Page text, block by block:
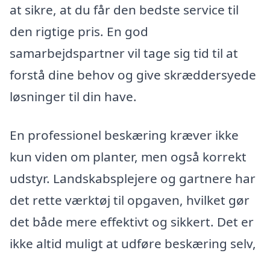
at sikre, at du får den bedste service til
den rigtige pris. En god
samarbejdspartner vil tage sig tid til at
forstå dine behov og give skræddersyede
løsninger til din have.
En professionel beskæring kræver ikke
kun viden om planter, men også korrekt
udstyr. Landskabsplejere og gartnere har
det rette værktøj til opgaven, hvilket gør
det både mere effektivt og sikkert. Det er
ikke altid muligt at udføre beskæring selv,